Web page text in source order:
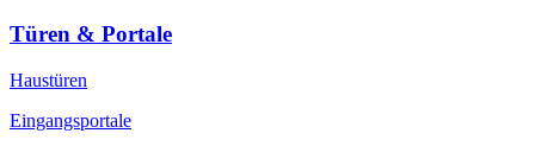
Türen & Portale
Haustüren
Eingangsportale